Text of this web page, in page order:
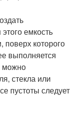
емкость
поверх которого
выполняется
можно
стекла или
пустоты следует